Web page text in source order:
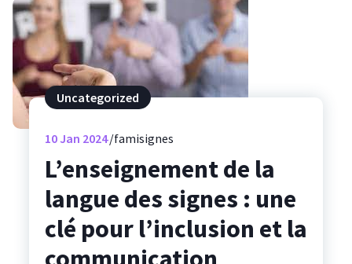
Uncategorized
10Jan 2024 famisignes
L’enseignement de la
langue des signes : une
clé pour l’inclusion et la